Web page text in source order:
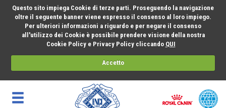
Questo sito impiega Cookie di terze parti. Proseguendo la navigazione
oltre il seguente banner viene espresso il consenso al loro impiego.
Per ulteriori informazioni a riguardo e per negare il consenso
all'utilizzo dei Cookie è possibile prendere visione della nostra
Cookie Policy e Privacy Policy cliccando QUI
Accetto